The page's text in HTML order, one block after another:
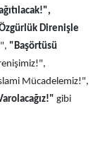
Direnişle
"Başörtüsü
Mücadelemiz!",
gibi